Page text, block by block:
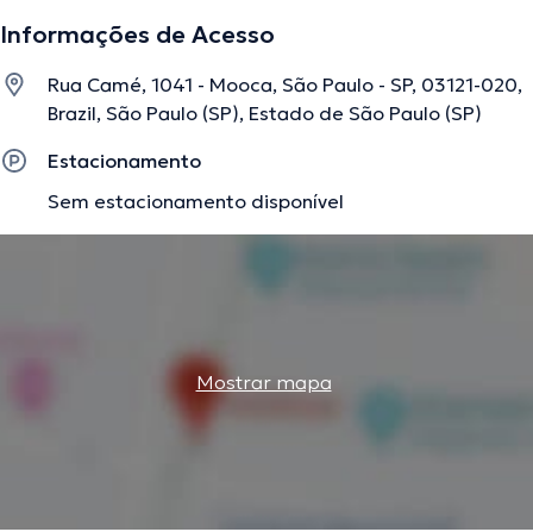
Informações de Acesso
Rua Camé, 1041 - Mooca, São Paulo - SP, 03121-020,
Brazil, São Paulo (SP), Estado de São Paulo (SP)
Estacionamento
Sem estacionamento disponível
Mostrar mapa